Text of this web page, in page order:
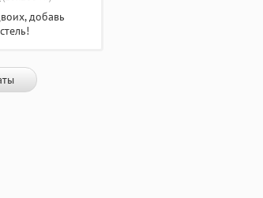
добавь